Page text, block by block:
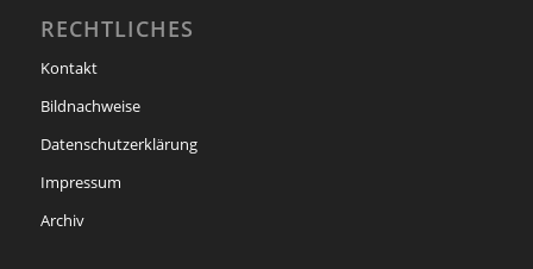
RECHTLICHES
Kontakt
Bildnachweise
Datenschutzerklärung
Impressum
Archiv